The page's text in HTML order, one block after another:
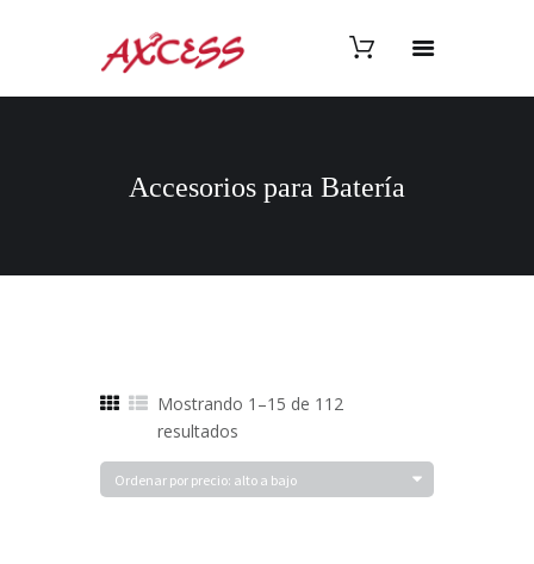
Accesorios para Batería
Mostrando 1–15 de 112
resultadosOrdenado
por
precio: